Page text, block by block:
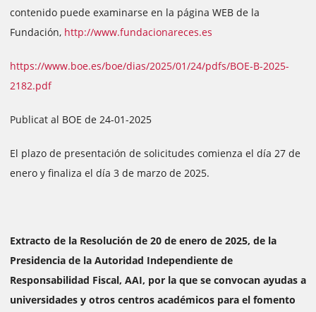
contenido puede examinarse en la página WEB de la
Fundación, http://www.fundacionareces.es
https://www.boe.es/boe/dias/2025/01/24/pdfs/BOE-B-2025-
2182.pdf
Publicat al BOE de 24-01-2025
El plazo de presentación de solicitudes comienza el día 27 de
enero y finaliza el día 3 de marzo de 2025.
Extracto de la Resolución de 20 de enero de 2025, de la
Presidencia de la Autoridad Independiente de
Responsabilidad Fiscal, AAI, por la que se convocan ayudas a
universidades y otros centros académicos para el fomento